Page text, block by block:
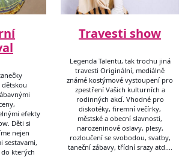
efekty
Děti si
nejen
sestavami,
do kterých
Travesti show
Legenda Talentu, tak trochu jiná
travesti Originální, mediálně
známé kostýmové vystoupení pro
zpestření Vašich kulturních a
rodinných akcí. Vhodné pro
diskotéky, firemní večírky,
městské a obecní slavnosti,
narozeninové oslavy, plesy,
rozloučení se svobodou, svatby,
taneční zábavy, třídní srazy atd.…